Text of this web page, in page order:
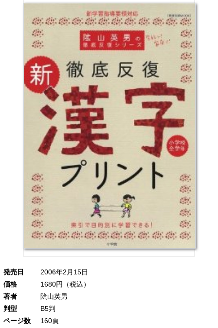
発売日
2006年2月15日
価格
1680円（税込）
著者
隂山英男
判型
B5判
ページ数
160頁